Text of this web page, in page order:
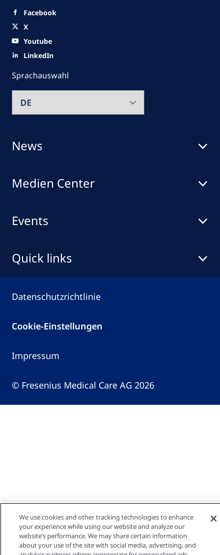
News
Medien Center
Events
Quick links
Facebook
X
Youtube
LinkedIn
Sprachauswahl
© Fresenius Medical Care AG 2026
Datenschutzrichtlinie
Cookie-Einstellungen
Impressum
We use cookies and other tracking technologies to enhance
your experience while using our website and analyze our
website’s performance. We may share certain information
about your use of the site with social media, advertising, and